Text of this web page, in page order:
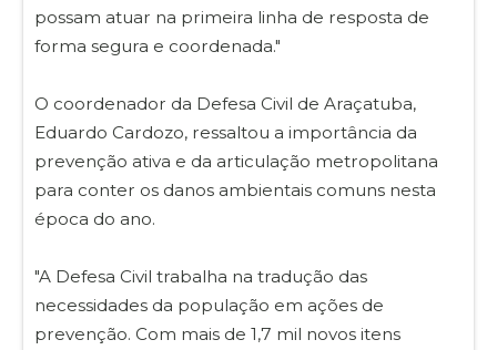
possam atuar na primeira linha de resposta de
forma segura e coordenada."
O coordenador da Defesa Civil de Araçatuba,
Eduardo Cardozo, ressaltou a importância da
prevenção ativa e da articulação metropolitana
para conter os danos ambientais comuns nesta
época do ano.
"A Defesa Civil trabalha na tradução das
necessidades da população em ações de
prevenção. Com mais de 1,7 mil novos itens